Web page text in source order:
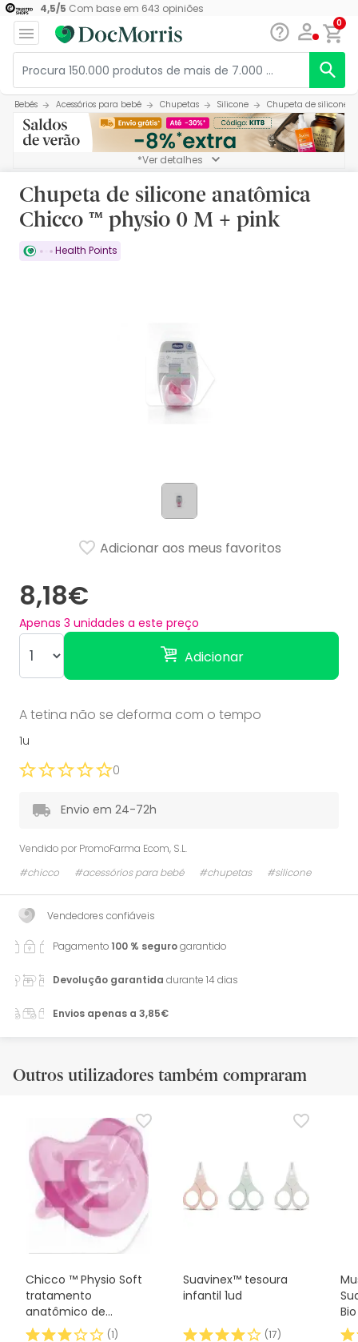
4,5/5 Com base em 643 opiniões
0
Bebés Acessórios para bebé Chupetas Silicone Chupeta de silicone
*Ver detalhes
Chupeta de silicone anatômica
Chicco ™ physio 0 M + pink
Health Points
8,18€
Apenas 3 unidades a este preço
Adicionar
Adicionar aos meus favoritos
A tetina não se deforma com o tempo
1u
0
Envio em 24-72h
Vendido por PromoFarma Ecom, S.L.
#chicco
#acessórios para bebé #chupetas #silicone
Vendedores confiáveis
Pagamento100 % segurogarantido
Devolução garantida durante 14 dias
Envios apenas a 3,85€
Outros utilizadores também compraram
Chicco ™ Physio Soft
tratamento
anatômico de
chupeta 4M + rosa
(1)
Suavinex™ tesoura
infantil 1ud
(17)